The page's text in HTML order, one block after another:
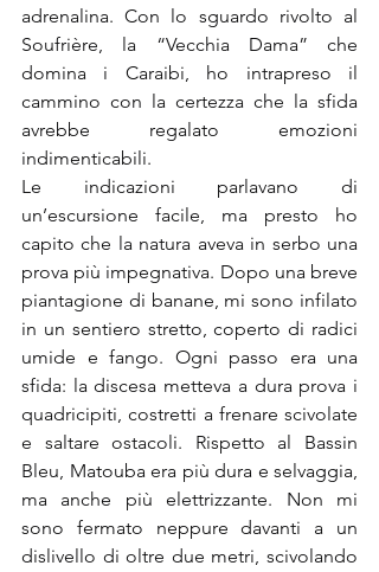
adrenalina. Con lo sguardo rivolto al
Soufrière, la “Vecchia Dama” che
domina i Caraibi, ho intrapreso il
cammino con la certezza che la sfida
avrebbe regalato emozioni
indimenticabili.
Le indicazioni parlavano di
un’escursione facile, ma presto ho
capito che la natura aveva in serbo una
prova più impegnativa. Dopo una breve
piantagione di banane, mi sono infilato
in un sentiero stretto, coperto di radici
umide e fango. Ogni passo era una
sfida: la discesa metteva a dura prova i
quadricipiti, costretti a frenare scivolate
e saltare ostacoli. Rispetto al Bassin
Bleu, Matouba era più dura e selvaggia,
ma anche più elettrizzante. Non mi
sono fermato neppure davanti a un
dislivello di oltre due metri, scivolando